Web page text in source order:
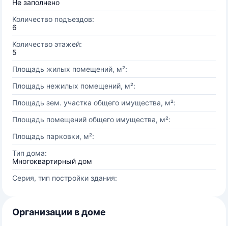
Не заполнено
Количество подъездов:
6
Количество этажей:
5
Площадь жилых помещений, м²:
Площадь нежилых помещений, м²:
Площадь зем. участка общего имущества, м²:
Площадь помещений общего имущества, м²:
Площадь парковки, м²:
Тип дома:
Многоквартирный дом
Серия, тип постройки здания:
Организации в доме